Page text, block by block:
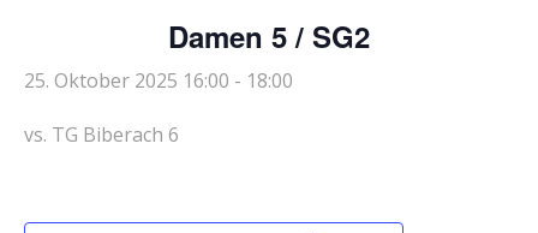
Damen 5 / SG2
25. Oktober 2025 16:00 - 18:00
vs. TG Biberach 6